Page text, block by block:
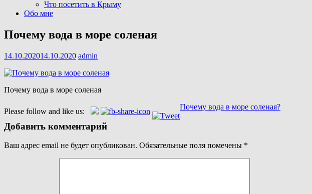
Что посетить в Крыму
Обо мне
Почему вода в море соленая
14.10.202014.10.2020 admin
Почему вода в море соленая
Please follow and like us:
Навигация
по
записям
Почему вода в море соленая?
Добавить комментарий
Ваш адрес email не будет опубликован. Обязательные поля помечены *